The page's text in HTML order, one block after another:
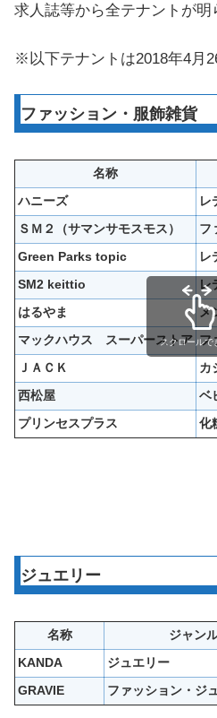
求人誌等から全テナントが明
※以下テナントは2018年4月
ファッション・服飾雑貨
名称
ハニーズ レ
ＳＭ２（サマンサモスモス） フ
Green Parks topic レ
SM2 keittio レ
はるやま メ
マックハウス スーパーストア フ
ＪＡＣＫ カ
西松屋 ベ
プリンセスプラス 化
スクロールで
ジュエリー
名称 ジャン
KANDA ジュエリー
GRAVIE ファッション・ジ